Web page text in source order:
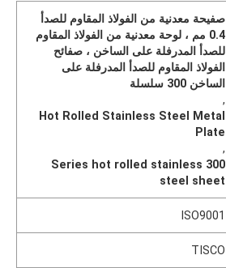
صفيحة معدنية من الفولاذ المقاوم للصدأ
0.4 مم ، لوحة معدنية من الفولاذ المقاوم
للصدأ المدرفلة على الساخن ، صفائح
الفولاذ المقاوم للصدأ المدرفلة على
الساخن 300 سلسلة
,
Hot Rolled Stainless Steel Metal
Plate
,
300 Series hot rolled stainless
steel sheet
ISO9001
TISCO